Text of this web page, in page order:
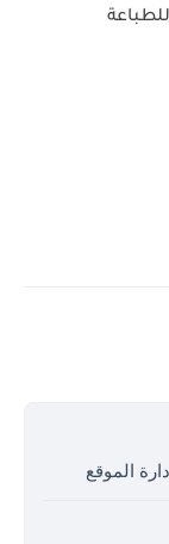
للطباعة
الموقع